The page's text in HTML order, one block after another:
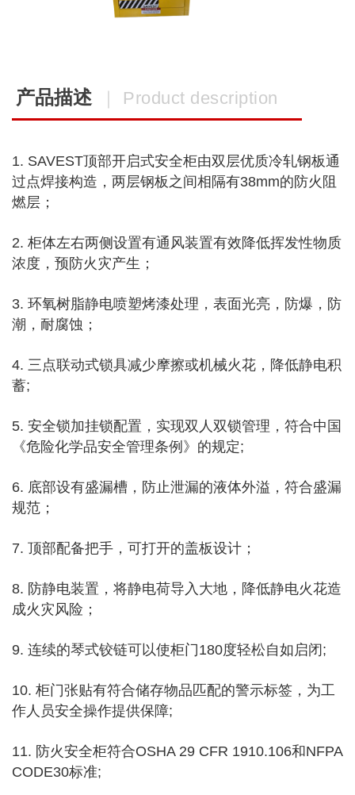
产品描述 ｜ Product description
1. SAVEST顶部开启式安全柜由双层优质冷轧钢板通
过点焊接构造，两层钢板之间相隔有38mm的防火阻
燃层；
2. 柜体左右两侧设置有通风装置有效降低挥发性物质
浓度，预防火灾产生；
3. 环氧树脂静电喷塑烤漆处理，表面光亮，防爆，防
潮，耐腐蚀；
4. 三点联动式锁具减少摩擦或机械火花，降低静电积
蓄;
5. 安全锁加挂锁配置，实现双人双锁管理，符合中国
《危险化学品安全管理条例》的规定;
6. 底部设有盛漏槽，防止泄漏的液体外溢，符合盛漏
规范；
7. 顶部配备把手，可打开的盖板设计；
8. 防静电装置，将静电荷导入大地，降低静电火花造
成火灾风险；
9. 连续的琴式铰链可以使柜门180度轻松自如启闭;
10. 柜门张贴有符合储存物品匹配的警示标签，为工
作人员安全操作提供保障;
11. 防火安全柜符合OSHA 29 CFR 1910.106和NFPA
CODE30标准;